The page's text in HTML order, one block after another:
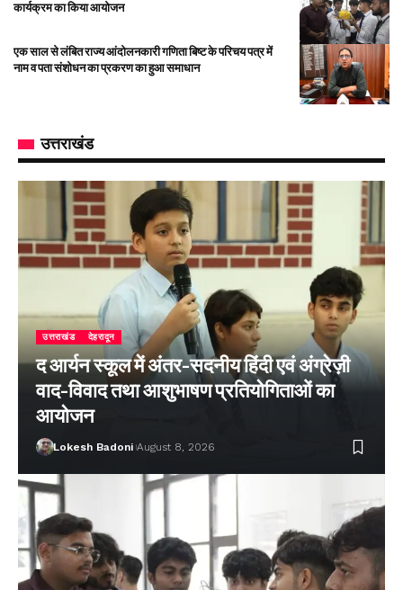
कार्यक्रम का किया आयोजन
एक साल से लंबित राज्य आंदोलनकारी गणिता बिष्ट के परिचय पत्र में
नाम व पता संशोधन का प्रकरण का हुआ समाधान
उत्तराखंड
उत्तराखंड देहरादून
द आर्यन स्कूल में अंतर-सदनीय हिंदी एवं अंग्रेज़ी
वाद-विवाद तथा आशुभाषण प्रतियोगिताओं का
आयोजन
Lokesh Badoni August 8, 2026